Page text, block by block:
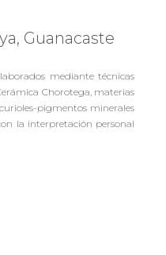
Guanacaste
mediante técnicas
Chorotega, materias
pigmentos minerales
la interpretación personal